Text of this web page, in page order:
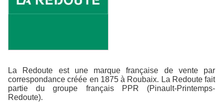
La Redoute est une marque française de vente par
correspondance créée en 1875 à Roubaix. La Redoute fait
partie du groupe français PPR (Pinault-Printemps-
Redoute).